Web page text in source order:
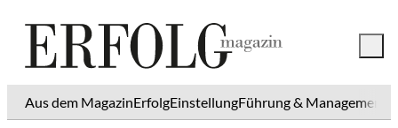
Aus dem MagazinErfolgEinstellungFührung & Management